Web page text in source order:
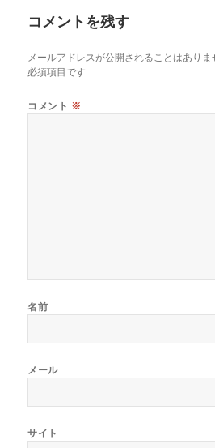
コメントを残す
メールアドレスが公開されることはありま
必須項目です
コメント ※
名前
メール
サイト